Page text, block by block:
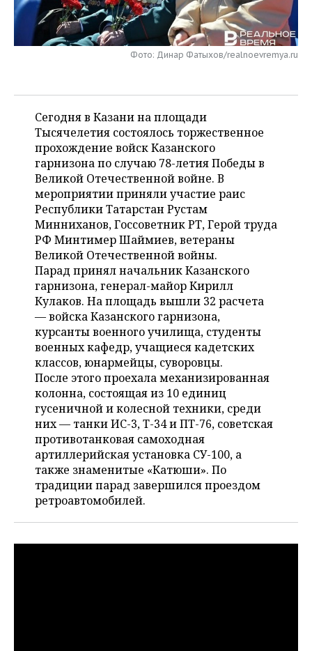
НЕФТЕХИМИЯ
НЕФТЬ
РОЗНИЧНАЯ ТОРГОВЛЯ
НОВОСТИ ТЕХНОЛОГИЙ
ТЕЛЕКОММУНИКАЦИИ
МЕРОПРИЯТИЯ
НОВОСТИ МЕРОПРИЯТИЙ
БИЗНЕС-БРАНЧИ
ONLINE-КОНФЕРЕНЦИИ
ОТКРЫТАЯ ЛЕКЦИЯ
ФУТБОЛ
ХОККЕЙ
БАСКЕТБОЛ
ВОЛЕЙБОЛ
КИБЕРСПОРТ
ФИГУРНОЕ КАТАНИЕ
ВОДНЫЕ ВИДЫ СПОРТА
ХОККЕЙ С МЯЧОМ
НОВОСТИ ОБЩЕСТВА
ВЛАСТЬ
ИНФРАСТРУКТУРА
ИСТОРИЯ
КУЛЬТУРА
МЕДИЦИНА
ОБРАЗОВАНИЕ
ПРОИСШЕСТВИЯ
ФОТОГАЛЕРЕЯ
СЮЖЕТЫ
СПРАВОЧНИК
СПИСОК ПЕРСОН
СПИСОК КОМПАНИЙ
ПОЛНАЯ ВЕРСИЯ
Фото: Динар Фатыхов/realnoevremya.ru
Сегодня в Казани на площади
Тысячелетия состоялось торжественное
прохождение войск Казанского
гарнизона по случаю 78-летия Победы в
Великой Отечественной войне. В
мероприятии приняли участие раис
Республики Татарстан Рустам
Минниханов, Госсоветник РТ, Герой труда
РФ Минтимер Шаймиев, ветераны
Великой Отечественной войны.
Парад принял начальник Казанского
гарнизона, генерал-майор Кирилл
Кулаков. На площадь вышли 32 расчета
— войска Казанского гарнизона,
курсанты военного училища, студенты
военных кафедр, учащиеся кадетских
классов, юнармейцы, суворовцы.
После этого проехала механизированная
колонна, состоящая из 10 единиц
гусеничной и колесной техники, среди
них — танки ИС-3, Т-34 и ПТ-76, советская
противотанковая самоходная
артиллерийская установка СУ-100, а
также знаменитые «Катюши». По
традиции парад завершился проездом
ретроавтомобилей.